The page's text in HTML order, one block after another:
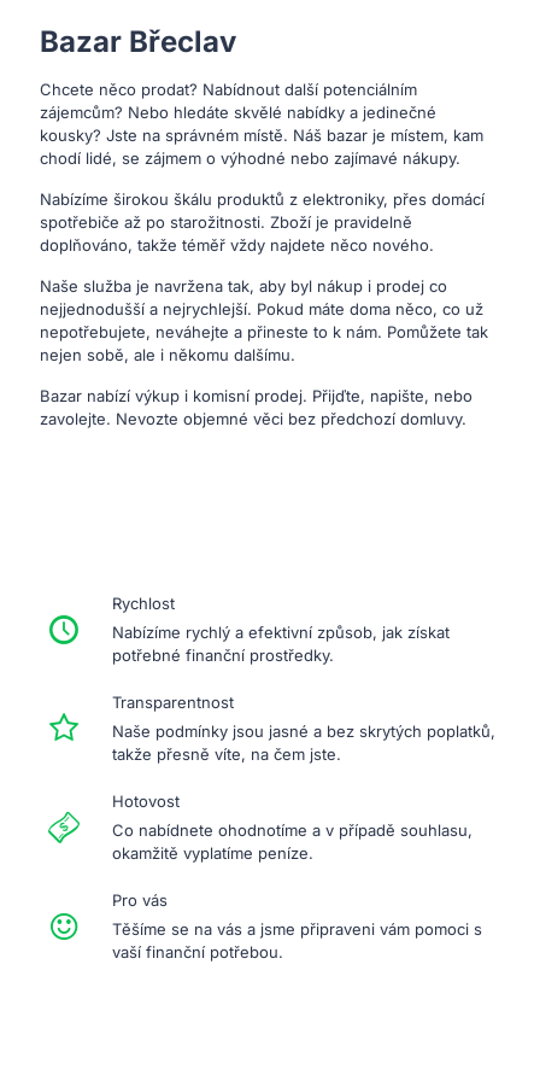
Bazar Břeclav
Chcete něco prodat? Nabídnout další potenciálním
zájemcům? Nebo hledáte skvělé nabídky a jedinečné
kousky? Jste na správném místě. Náš bazar je místem, kam
chodí lidé, se zájmem o výhodné nebo zajímavé nákupy.
Nabízíme širokou škálu produktů z elektroniky, přes domácí
spotřebiče až po starožitnosti. Zboží je pravidelně
doplňováno, takže téměř vždy najdete něco nového.
Naše služba je navržena tak, aby byl nákup i prodej co
nejjednodušší a nejrychlejší. Pokud máte doma něco, co už
nepotřebujete, neváhejte a přineste to k nám. Pomůžete tak
nejen sobě, ale i někomu dalšímu.
Bazar nabízí výkup i komisní prodej. Přijďte, napište, nebo
zavolejte. Nevozte objemné věci bez předchozí domluvy.
Rychlost
Nabízíme rychlý a efektivní způsob, jak získat
potřebné finanční prostředky.
Transparentnost
Naše podmínky jsou jasné a bez skrytých poplatků,
takže přesně víte, na čem jste.
Hotovost
Co nabídnete ohodnotíme a v případě souhlasu,
okamžitě vyplatíme peníze.
Pro vás
Těšíme se na vás a jsme připraveni vám pomoci s
vaší finanční potřebou.